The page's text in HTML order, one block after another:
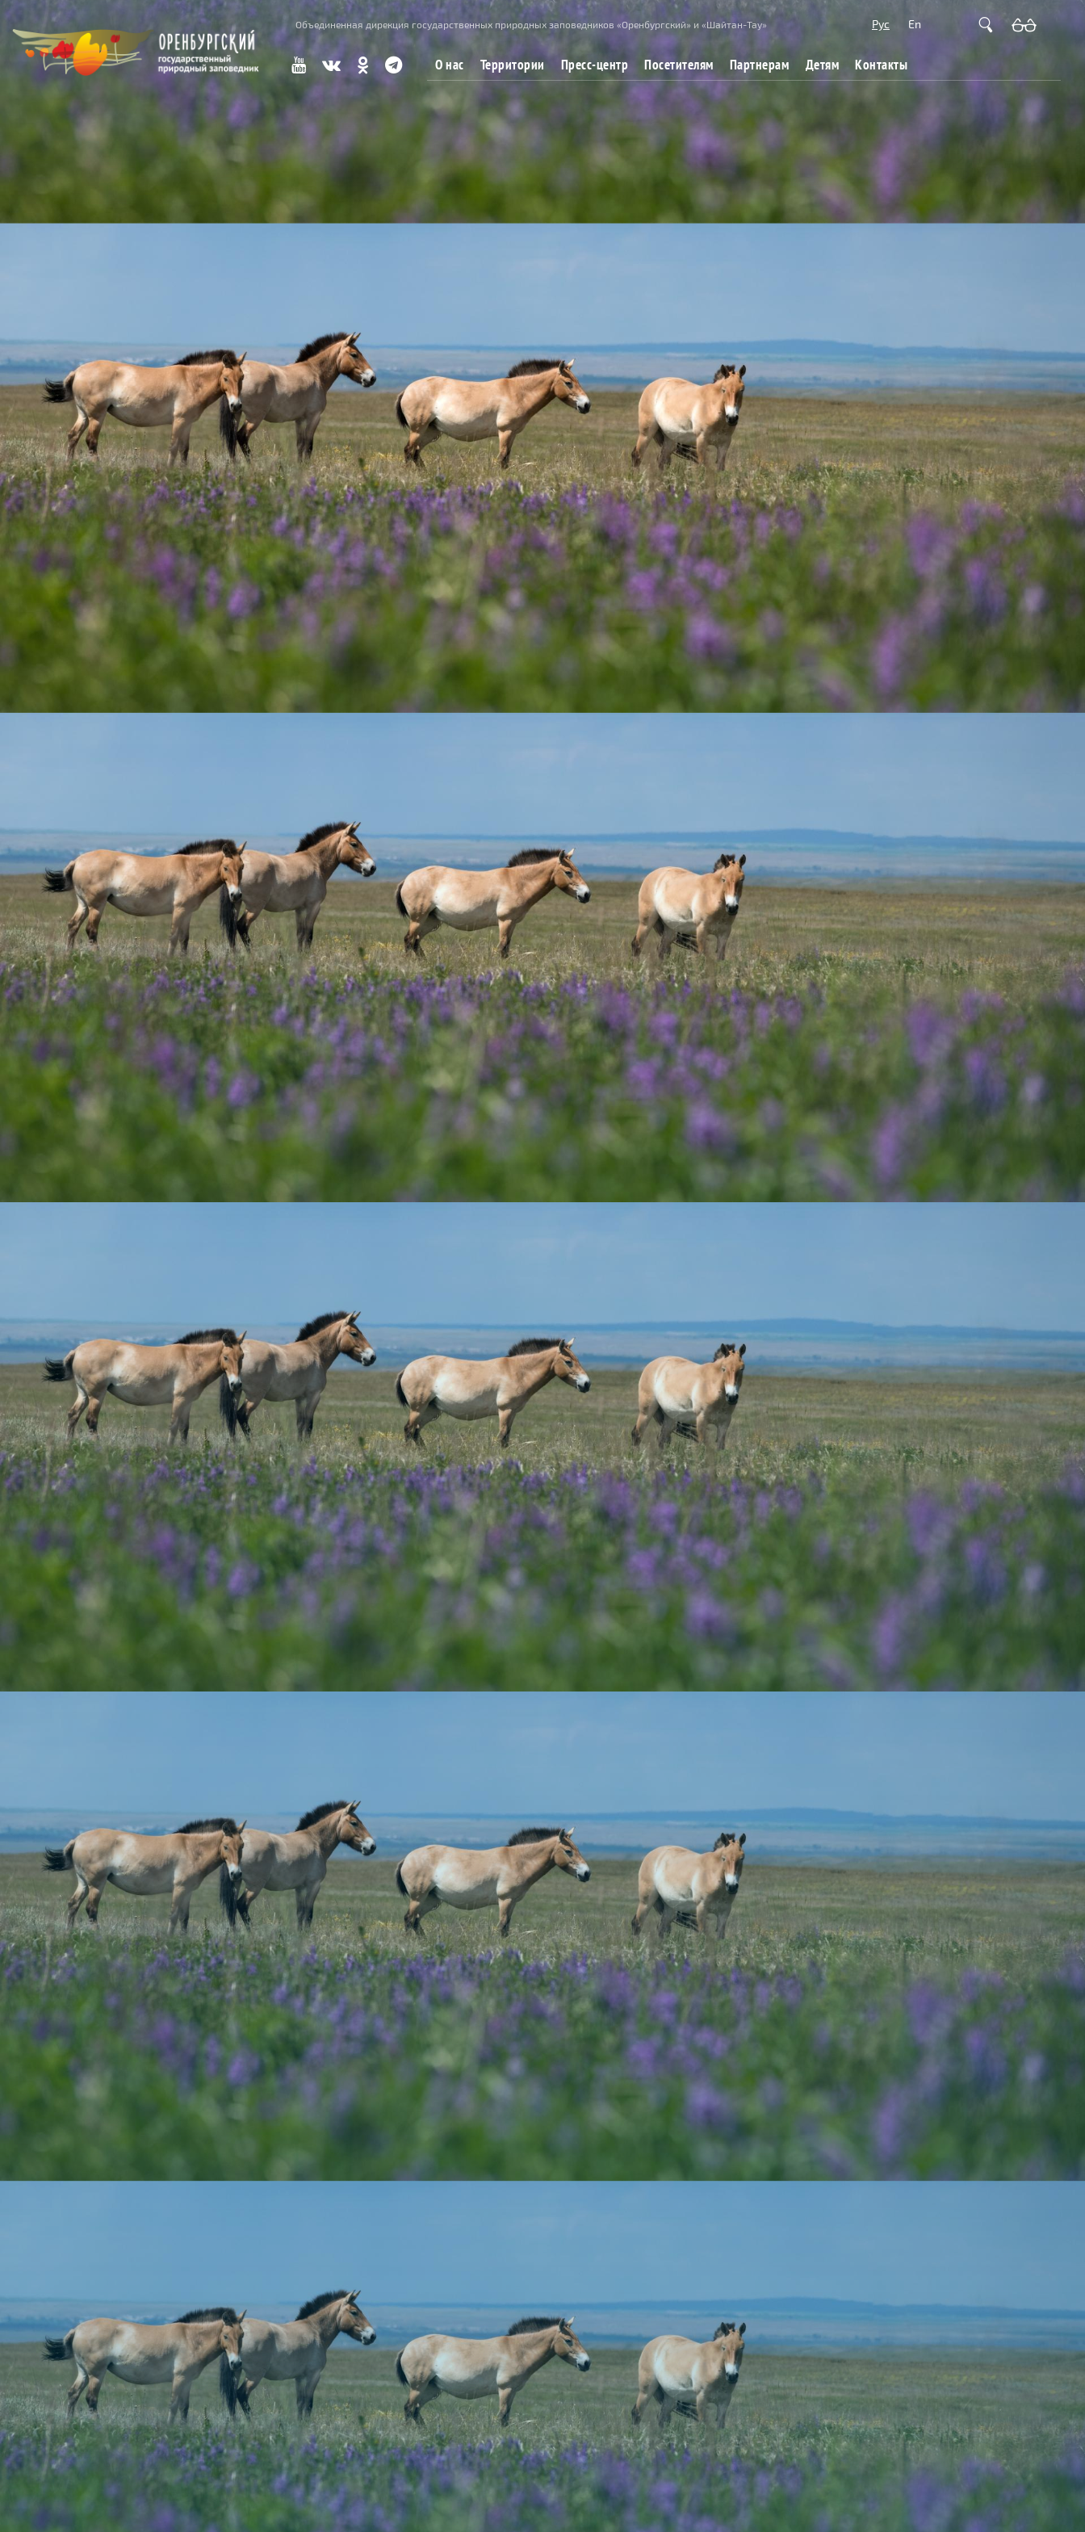
Перейти к основному содержанию
Объединенная дирекция государственных природных заповедников «Оренбургский» и «Шайтан-Тау» Рус En
О нас Территории Пресс-центр Посетителям Партнерам Детям Контакты